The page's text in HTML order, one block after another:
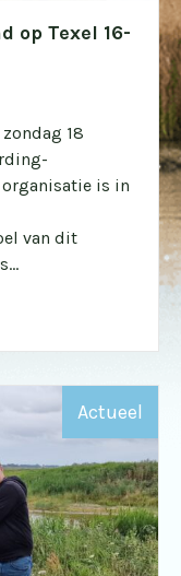
op Texel 16-
18
is in
van dit
Actueel